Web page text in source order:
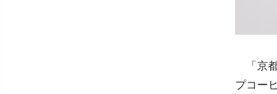
「京都
プコー